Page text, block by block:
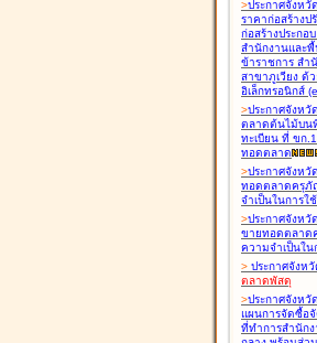
>ประกาศจังหวั
ราคาก่อสร้างป
ก่อสร้างประกอ
สำนักงานและ
ข้าราชการ สำ
สาขาภูเวียง ด้
อิเล็กทรอนิกส์
>ประกาศจังหวั
ตลาดต้นไม้บน
ทะเบียน ที่ ขก
ทอดตลาด
>ประกาศจังหวั
ทอดตลาดครุภั
จำเป็นในการใ
>ประกาศจังหวั
ขายทอดตลาด
ความจำเป็นใน
> ประกาศจังห
ตลาดพัสดุ
>ประกาศจังหวั
แผนการจัดซื้อ
ที่ทำการสำนัก